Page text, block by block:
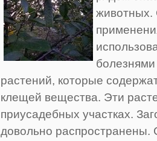
животных.
растений, которые
клещей вещества. Эти
приусадебных участках.
довольно